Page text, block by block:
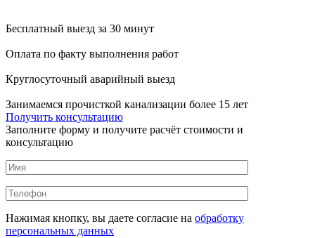
Бесплатный выезд за 30 минут
Оплата по факту выполнения работ
Круглосуточный аварийный выезд
Занимаемся прочисткой канализации более 15 лет
Получить консультацию
Заполните форму и получите расчёт стоимости и
консультацию
Нажимая кнопку, вы даете согласие на обработку
персональных данных